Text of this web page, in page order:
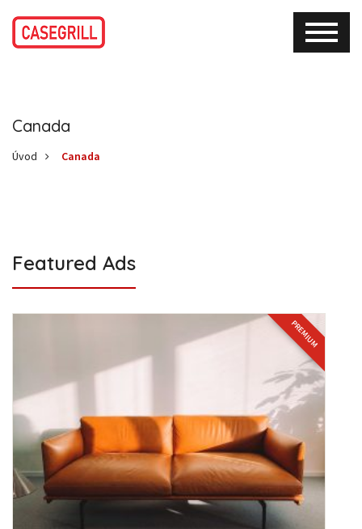
Canada
Úvod Canada
Featured Ads
PREMIUM